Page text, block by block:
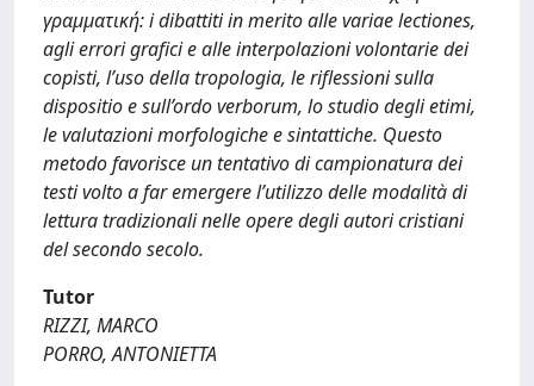
γραμματική: i dibattiti in merito alle variae lectiones,
agli errori grafici e alle interpolazioni volontarie dei
copisti, l’uso della tropologia, le riflessioni sulla
dispositio e sull’ordo verborum, lo studio degli etimi,
le valutazioni morfologiche e sintattiche. Questo
metodo favorisce un tentativo di campionatura dei
testi volto a far emergere l’utilizzo delle modalità di
lettura tradizionali nelle opere degli autori cristiani
del secondo secolo.
Tutor
RIZZI, MARCO
PORRO, ANTONIETTA